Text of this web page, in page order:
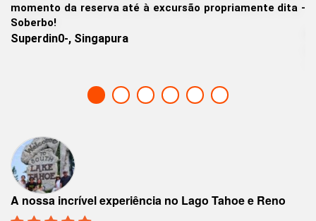
-
Nós reservámos o passeio ao Lago Tahoe e Yosemite
partir de Silicon Valley, o meu filho e eu divertimo-
Tahoe e Reno